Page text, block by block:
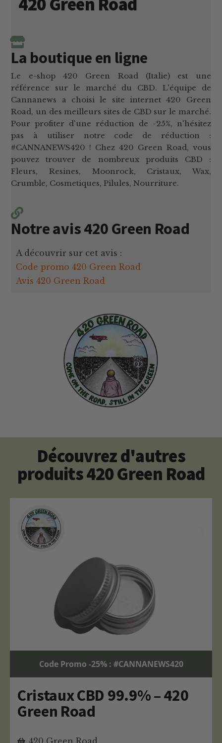
La boutique en ligne
Le e-shop 420 Green Road (Italie) est une
référence sur le marché du CBD. L'équipe de
Cannanews a choisi le site internet 420 Green
Road, un des meilleurs sites de CBD sur le marché.
Pour profiter d'une réduction de -25%, n'hésitez
pas à utiliser notre code de réduction :
#CANNANEWS420 ! Chez 420 Green Road, vous
pouvez trouver de nombreux produits CBD :
Fleurs, Resines, Moonrock, Cristaux, Wax,
Crumble, Cosmetiques, Pilules, Nourriture.
Notre avis 420 Green Road
A découvrir sur cet avis :
Code promo 420 Green Road
Avis 420 Green Road
Découvrez d'autres
produits 420 Green Road
Code Promo -25% : #CANNANEWS420
Cristaux CBD 99.9% – 420
Green Road
420 Green Road